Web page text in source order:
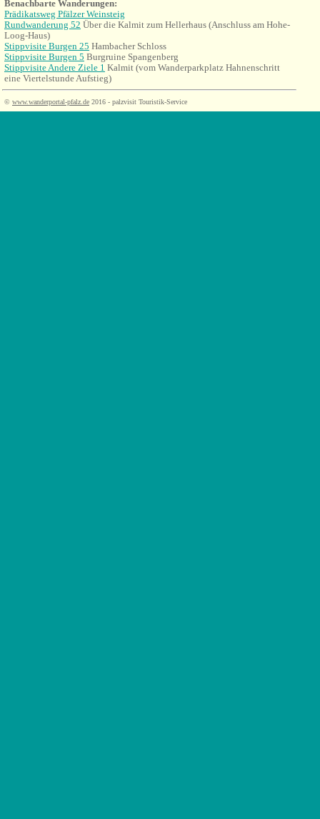
Benachbarte Wanderungen:
Prädikatsweg Pfälzer Weinsteig
Rundwanderung 52 Über die Kalmit zum Hellerhaus (Anschluss am Hohe-
Loog-Haus)
Stippvisite Burgen 25 Hambacher Schloss
Stippvisite Burgen 5 Burgruine Spangenberg
Stippvisite Andere Ziele 1 Kalmit (vom Wanderparkplatz Hahnenschritt
eine Viertelstunde Aufstieg)
© www.wanderportal-pfalz.de 2016 - palzvisit Touristik-Service